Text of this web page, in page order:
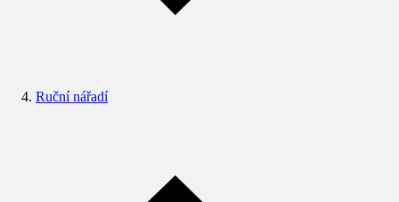
Ruční nářadí